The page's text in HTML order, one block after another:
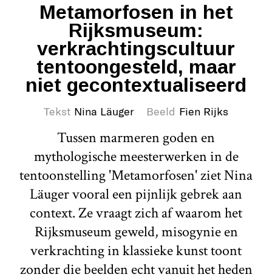
Metamorfosen in het
Rijksmuseum:
verkrachtingscultuur
tentoongesteld, maar
niet gecontextualiseerd
Tekst Nina Läuger Beeld Fien Rijks
Tussen marmeren goden en
mythologische meesterwerken in de
tentoonstelling 'Metamorfosen' ziet Nina
Läuger vooral een pijnlijk gebrek aan
context. Ze vraagt zich af waarom het
Rijksmuseum geweld, misogynie en
verkrachting in klassieke kunst toont
zonder die beelden echt vanuit het heden